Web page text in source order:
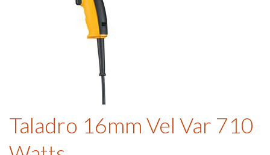
Taladro 16mm Vel Var 710